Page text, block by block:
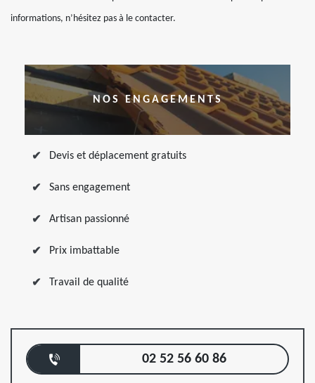
informations, n’hésitez pas à le contacter.
NOS ENGAGEMENTS
Devis et déplacement gratuits
Sans engagement
Artisan passionné
Prix imbattable
Travail de qualité
02 52 56 60 86